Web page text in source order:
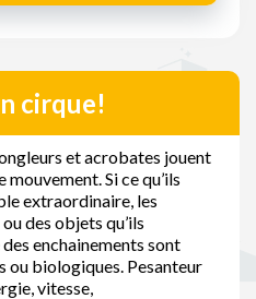
cirque!
et acrobates jouent
mouvement. Si ce qu’ils
extraordinaire, les
des objets qu’ils
enchainements sont
ou biologiques. Pesanteur
vitesse,